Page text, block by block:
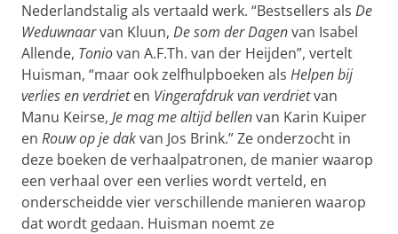
Nederlandstalig als vertaald werk. “Bestsellers als De
Weduwnaarvan Kluun, De som der Dagenvan Isabel
Allende, Toniovan A.F.Th. van der Heijden”, vertelt
Huisman, “maar ook zelfhulpboeken als Helpen bij
verlies en verdrieten Vingerafdrukvan verdrietvan
Manu Keirse, Je mag me altijd bellenvan Karin Kuiper
en Rouw op je dakvan Jos Brink.” Ze onderzocht in
deze boeken de verhaalpatronen, de manier waarop
een verhaal over een verlies wordt verteld, en
onderscheidde vier verschillende manieren waarop
dat wordt gedaan. Huisman noemt ze